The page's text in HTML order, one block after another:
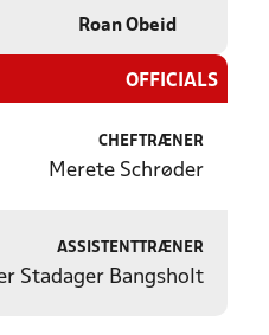
Roan Obeid
OFFICIALS
CHEFTRÆNER
Merete Schrøder
ASSISTENTTRÆNER
Stadager Bangsholt